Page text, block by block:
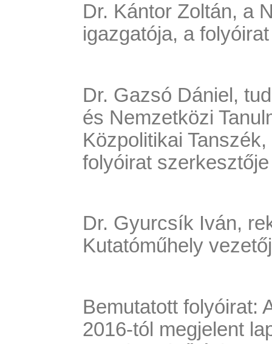
Dr. Kántor Zoltán, a
igazgatója, a
Dr. Gazsó Dániel,
és Nemzetközi
Közpolitikai
folyóirat szerkesztője
Dr. Gyurcsík Iván,
Kutatóműhely
Bemutatott folyóirat:
2016-tól megjelent